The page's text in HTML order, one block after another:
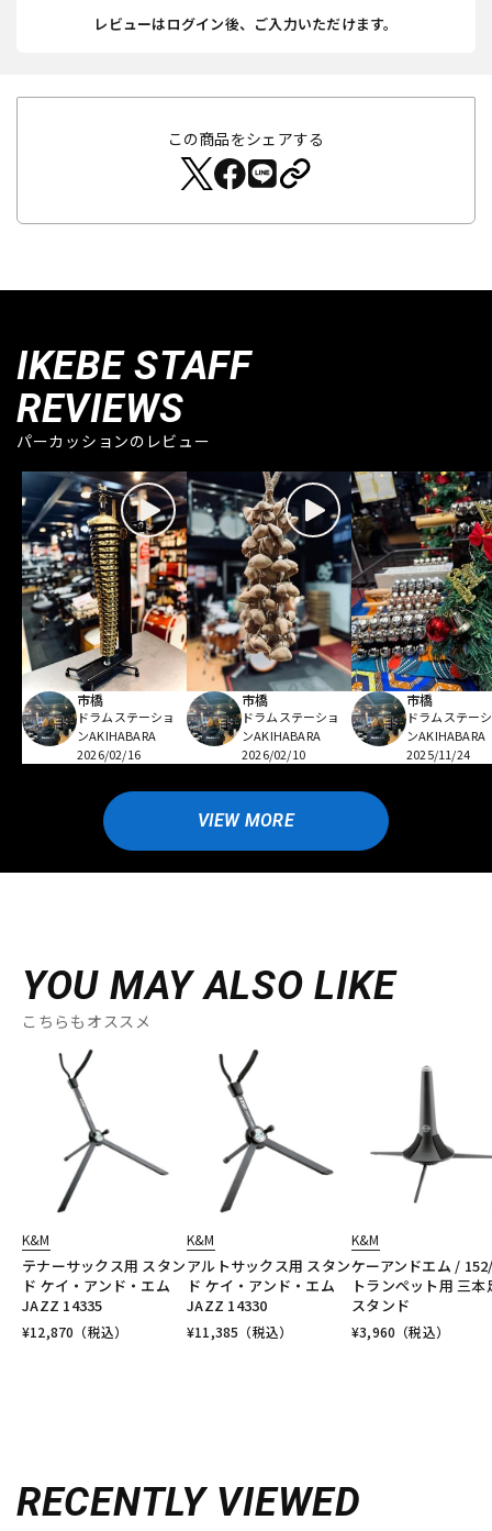
レビューはログイン後、ご入力いただけます。
この商品をシェアする
IKEBE STAFF
REVIEWS
パーカッションのレビュー
市橋
ドラムステーショ
ンAKIHABARA
2026/02/16
市橋
ドラムステーショ
ンAKIHABARA
2026/02/10
市橋
ドラムステー
ンAKIHABARA
2025/11/24
VIEW MORE
YOU MAY ALSO LIKE
こちらもオススメ
K&M
テナーサックス用 スタン
ド ケイ・アンド・エム
JAZZ 14335
¥12,870 （税込）
K&M
アルトサックス用 スタン
ド ケイ・アンド・エム
JAZZ 14330
¥11,385 （税込）
K&M
ケーアンドエム /
トランペット用 三本
スタンド
¥3,960 （税込）
RECENTLY VIEWED